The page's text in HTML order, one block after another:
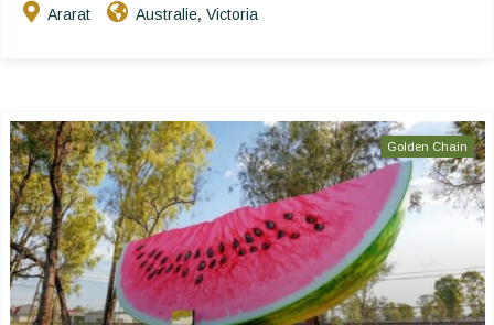
Ararat Australie, Victoria
Golden Chain